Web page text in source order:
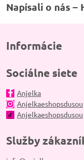
Napísali o nás –
Informácie
Sociálne siete
Anjelka
Anjelkaeshopsdusou
Anjelkaeshopsdusou
Služby